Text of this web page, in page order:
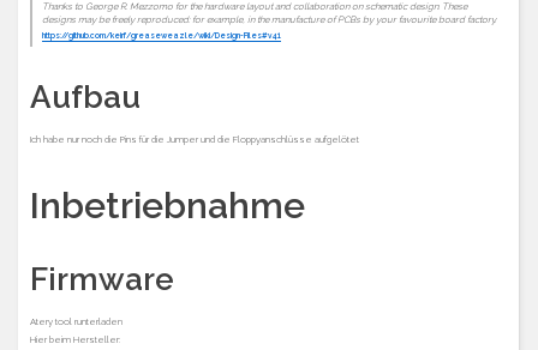
Thanks to George R. Mezzomo for the hardware layout and collaboration on schematic design. These
designs may be freely reproduced: for example, in the manufacture of PCBs by your favourite board factory.
https://github.com/keirf/greaseweazle/wiki/Design-Files#v41
Aufbau
Ich habe nur noch die Pins für die Jumper und die Floppyanschlüsse aufgelötet
Inbetriebnahme
Firmware
Atery tool runterladen
Hier beim Hersteller: